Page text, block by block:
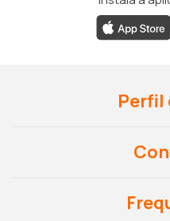
Perfil